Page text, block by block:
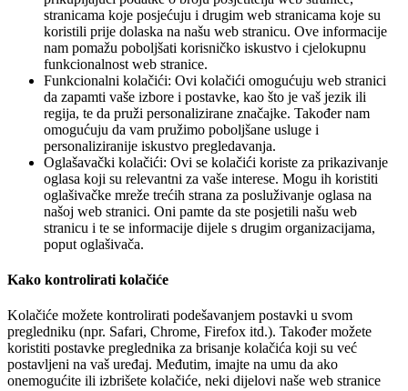
stranicama koje posjećuju i drugim web stranicama koje su
koristili prije dolaska na našu web stranicu. Ove informacije
nam pomažu poboljšati korisničko iskustvo i cjelokupnu
funkcionalnost web stranice.
Funkcionalni kolačići: Ovi kolačići omogućuju web stranici
da zapamti vaše izbore i postavke, kao što je vaš jezik ili
regija, te da pruži personalizirane značajke. Također nam
omogućuju da vam pružimo poboljšane usluge i
personaliziranije iskustvo pregledavanja.
Oglašavački kolačići: Ovi se kolačići koriste za prikazivanje
oglasa koji su relevantni za vaše interese. Mogu ih koristiti
oglašivačke mreže trećih strana za posluživanje oglasa na
našoj web stranici. Oni pamte da ste posjetili našu web
stranicu i te se informacije dijele s drugim organizacijama,
poput oglašivača.
Kako kontrolirati kolačiće
Kolačiće možete kontrolirati podešavanjem postavki u svom
pregledniku (npr. Safari, Chrome, Firefox itd.). Također možete
koristiti postavke preglednika za brisanje kolačića koji su već
postavljeni na vaš uređaj. Međutim, imajte na umu da ako
onemogućite ili izbrišete kolačiće, neki dijelovi naše web stranice